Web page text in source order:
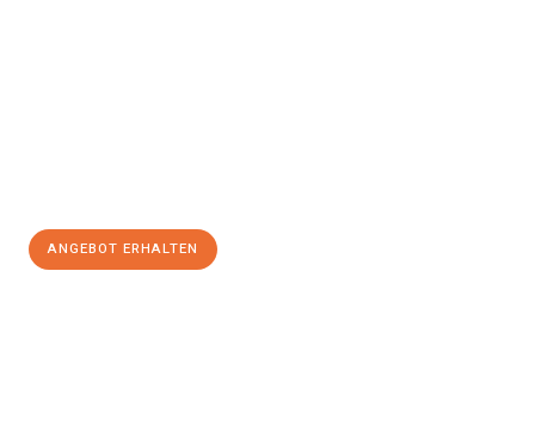
ANGEBOT ERHALTEN